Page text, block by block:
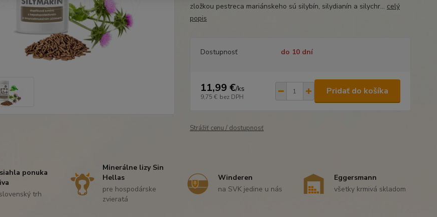
zložkou pestreca mariánskeho sú silybín, silydianín a silychr... celý
popis
Dostupnosť do 10 dní
11,99 €/ks
9,75 € bez DPH
Pridať do košíka
Strážiť cenu / dostupnosť
ponuka
trh
Minerálne lizy Sin
Hellas
pre hospodárske
zvieratá
Winderen
na SVK jedine u nás
Eggersmann
všetky krmivá skladom